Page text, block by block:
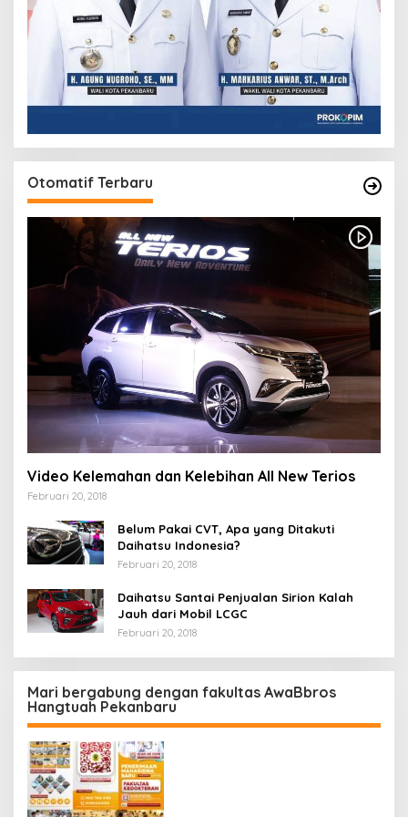
Otomatif Terbaru
Video Kelemahan dan Kelebihan All New Terios
Februari 20, 2018
Belum Pakai CVT, Apa yang Ditakuti
Daihatsu Indonesia?
Februari 20, 2018
Daihatsu Santai Penjualan Sirion Kalah
Jauh dari Mobil LCGC
Februari 20, 2018
Mari bergabung dengan fakultas AwaBbros
Hangtuah Pekanbaru